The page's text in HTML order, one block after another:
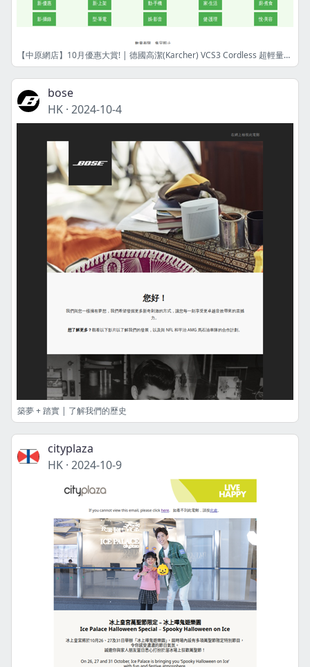
【中原網店】10月優惠大賞! | 德國高潔(Karcher) VCS3 Cordless 超輕量無線吸塵機 | 港幣1999元 | 限量8件! | 網店限定
bose
HK · 2024-10-4
築夢 + 踏實 | 了解我們的歷史
cityplaza
HK · 2024-10-9